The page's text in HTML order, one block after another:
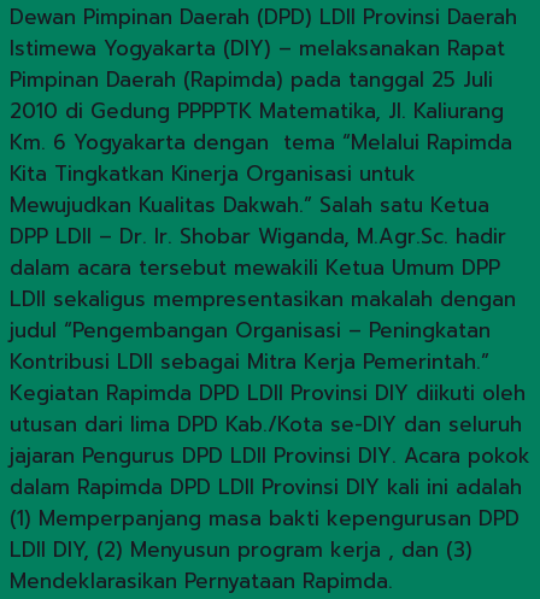
Dewan Pimpinan Daerah (DPD) LDII Provinsi Daerah
Istimewa Yogyakarta (DIY) – melaksanakan Rapat
Pimpinan Daerah (Rapimda) pada tanggal 25 Juli
2010 di Gedung PPPPTK Matematika, Jl. Kaliurang
Km. 6 Yogyakarta dengan tema “Melalui Rapimda
Kita Tingkatkan Kinerja Organisasi untuk
Mewujudkan Kualitas Dakwah.” Salah satu Ketua
DPP LDII – Dr. Ir. Shobar Wiganda, M.Agr.Sc. hadir
dalam acara tersebut mewakili Ketua Umum DPP
LDII sekaligus mempresentasikan makalah dengan
judul “Pengembangan Organisasi – Peningkatan
Kontribusi LDII sebagai Mitra Kerja Pemerintah.”
Kegiatan Rapimda DPD LDII Provinsi DIY diikuti oleh
utusan dari lima DPD Kab./Kota se-DIY dan seluruh
jajaran Pengurus DPD LDII Provinsi DIY. Acara pokok
dalam Rapimda DPD LDII Provinsi DIY kali ini adalah
(1) Memperpanjang masa bakti kepengurusan DPD
LDII DIY, (2) Menyusun program kerja , dan (3)
Mendeklarasikan Pernyataan Rapimda.